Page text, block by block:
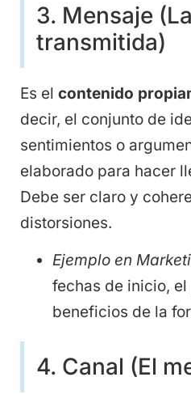
3. Mensaje
transmitida)
Es el contenido
decir, el conjunto de
sentimientos o
elaborado para hacer
Debe ser claro y
distorsiones.
Ejemplo en
fechas de inicio,
beneficios de la
4. Canal (El